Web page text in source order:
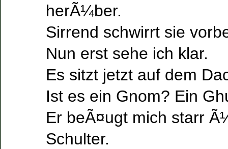
herÃ¼ber.
Sirrend schwirrt sie
Nun erst sehe ich klar.
Es sitzt jetzt auf dem
Ist es ein Gnom? Ein
Er beÃ¤ugt mich starr
Schulter.